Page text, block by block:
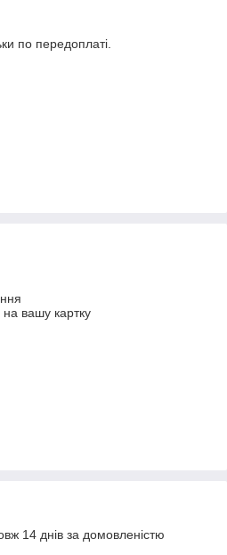
по передоплаті.
вашу картку
14 днів за домовленістю